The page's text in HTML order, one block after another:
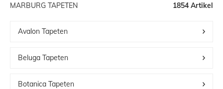
MARBURG TAPETEN 1854 Artikel
Beluga Tapeten
Avalon Tapeten
Botanica Tapeten